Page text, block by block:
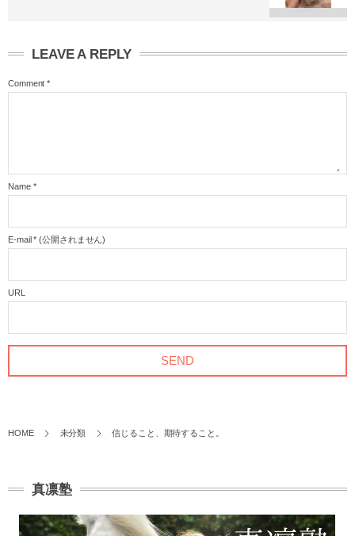
LEAVE A REPLY
Comment *
Name *
E-mail * (公開されません)
URL
HOME 未分類 信じること、期待すること。
真凛塾